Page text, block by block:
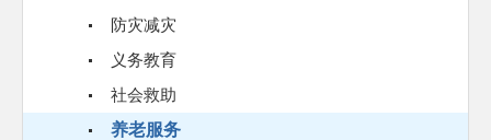
防灾减灾
义务教育
社会救助
养老服务